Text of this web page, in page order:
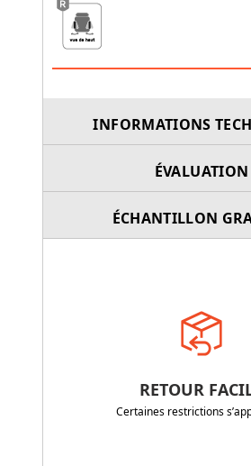
INFORMATIONS
ÉVALUATION
ÉCHANTILLON
RETOUR
Certaines restrictions